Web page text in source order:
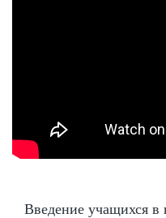
Введение учащихся в